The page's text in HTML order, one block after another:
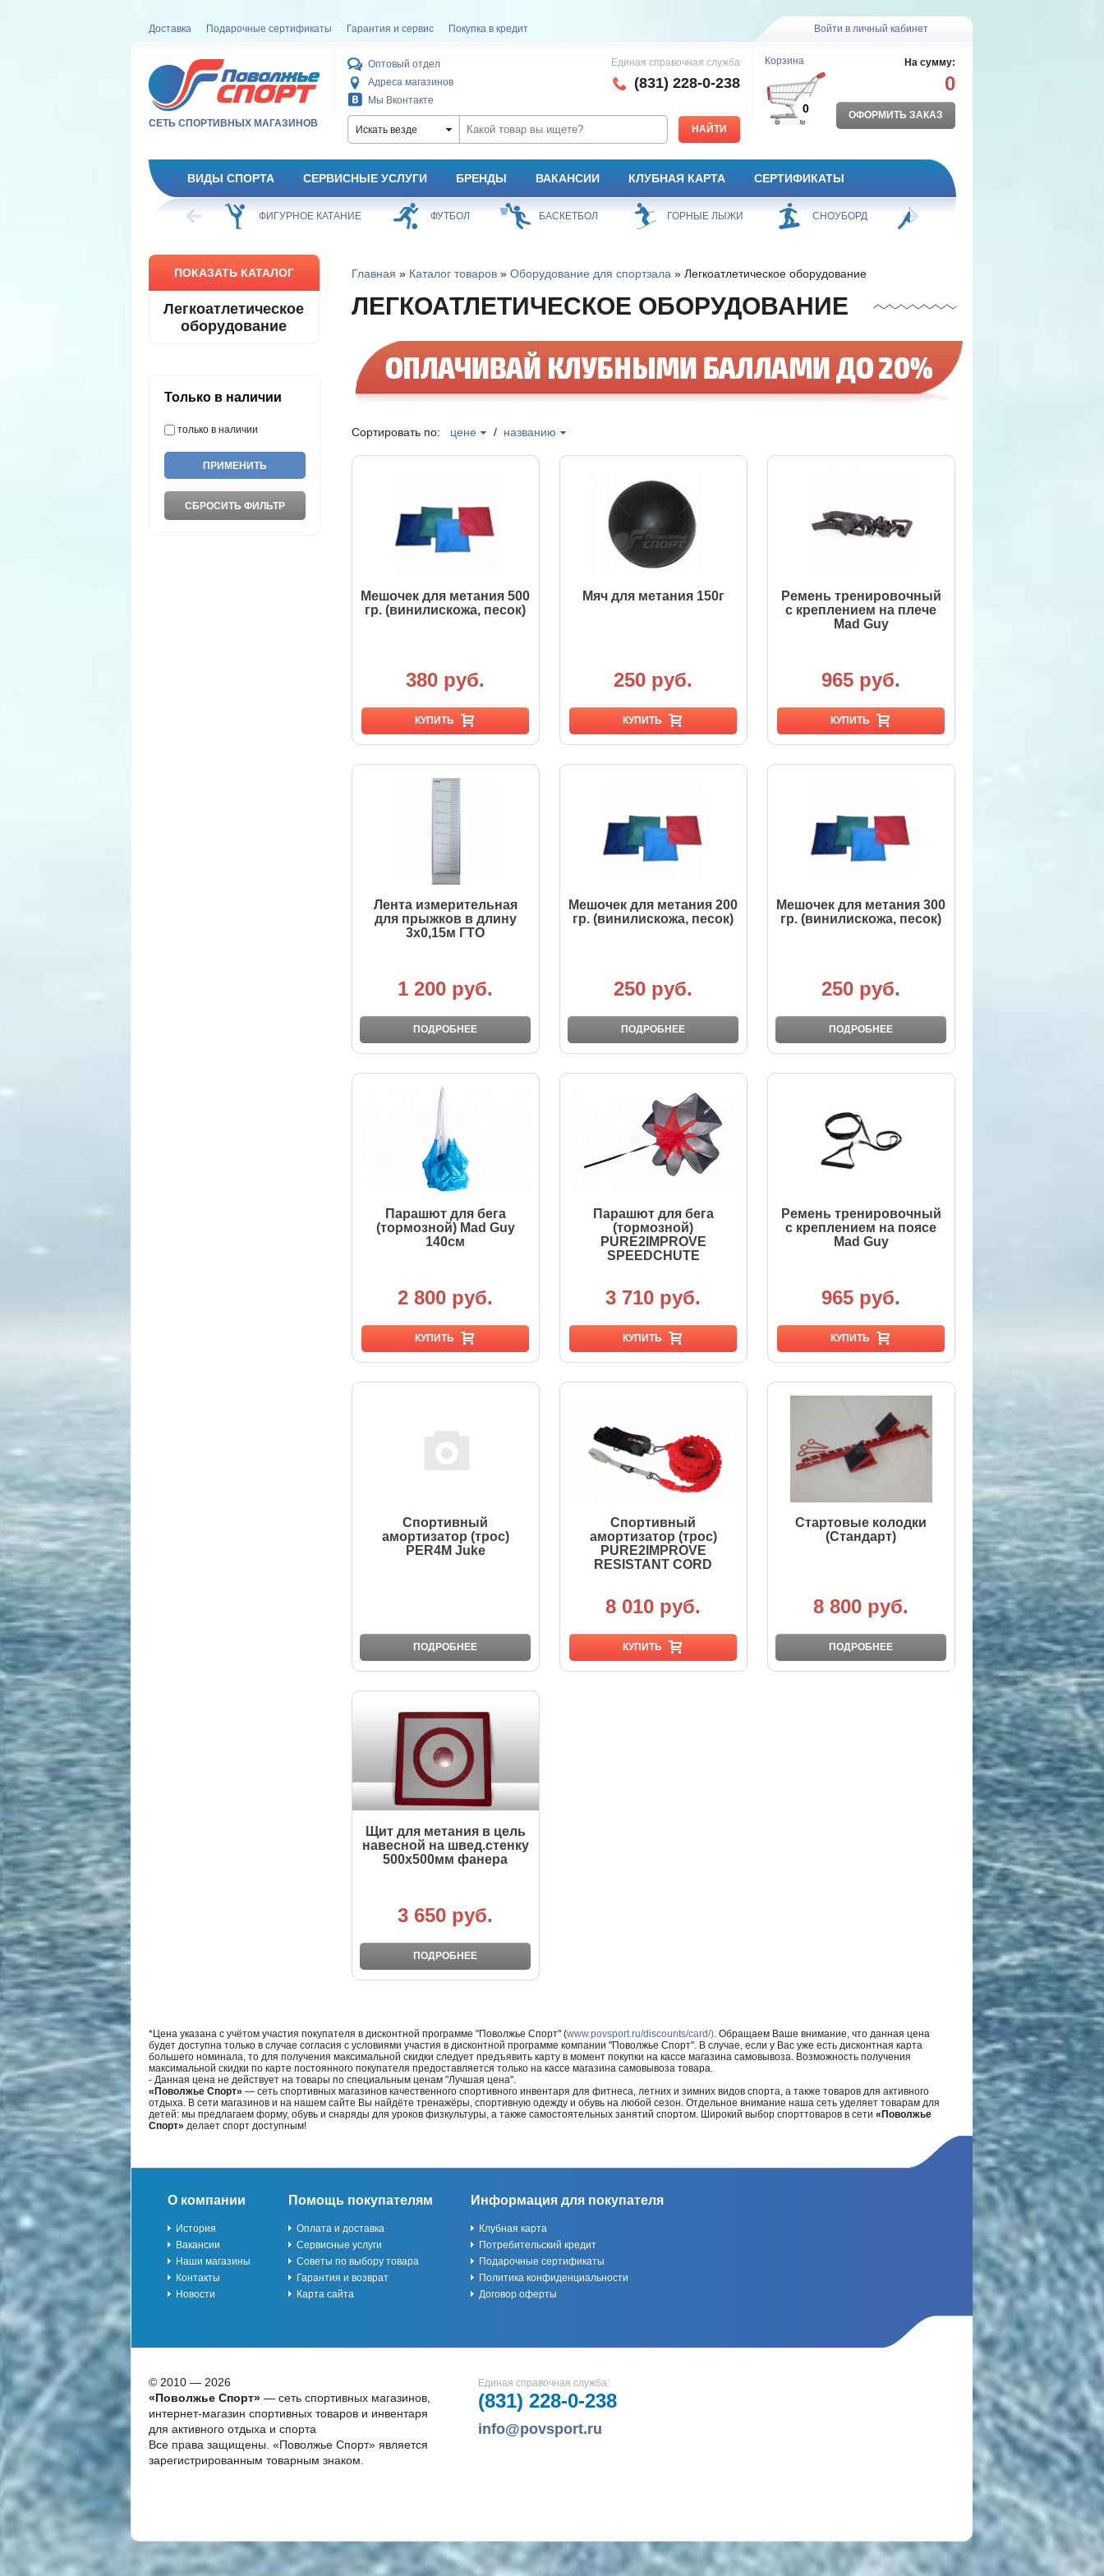
Доставка Подарочные сертификаты Гарантия и сервис Покупка в кредит Войти в личный кабинет
СЕТЬ СПОРТИВНЫХ МАГАЗИНОВ
Оптовый отдел
Адреса магазинов
Мы Вконтакте
Единая справочная служба
(831) 228-0-238
Искать везде
Корзина
0
На сумму:
0
ОФОРМИТЬ ЗАКАЗ
ВИДЫ СПОРТА СЕРВИСНЫЕ УСЛУГИ БРЕНДЫ ВАКАНСИИ КЛУБНАЯ КАРТА СЕРТИФИКАТЫ
ХОККЕЙ ФИГУРНОЕ КАТАНИЕ ФУТБОЛ БАСКЕТБОЛ ГОРНЫЕ ЛЫЖИ СНОУБОРД
ПОКАЗАТЬ КАТАЛОГ
Легкоатлетическое
оборудование
Только в наличии
только в наличии
Главная » Каталог товаров» Оборудование для спортзала » Легкоатлетическое оборудование
ЛЕГКОАТЛЕТИЧЕСКОЕ ОБОРУДОВАНИЕ
Сортировать по: цене / названию
Мешочек для метания 500
гр. (винилискожа, песок)
380 руб.
КУПИТЬ
Мяч для метания 150г
250 руб.
КУПИТЬ
Ремень тренировочный
с креплением на плече
Mad Guy
965 руб.
КУПИТЬ
Лента измерительная
для прыжков в длину
3х0,15м ГТО
1 200 руб.
ПОДРОБНЕЕ
Мешочек для метания 200
гр. (винилискожа, песок)
250 руб.
ПОДРОБНЕЕ
Мешочек для метания 300
гр. (винилискожа, песок)
250 руб.
ПОДРОБНЕЕ
Парашют для бега
(тормозной) Mad Guy
140см
2 800 руб.
КУПИТЬ
Парашют для бега
(тормозной)
PURE2IMPROVE
SPEEDCHUTE
3 710 руб.
КУПИТЬ
Ремень тренировочный
с креплением на поясе
Mad Guy
965 руб.
КУПИТЬ
Спортивный
амортизатор (трос)
PER4M Juke
ПОДРОБНЕЕ
Спортивный
амортизатор (трос)
PURE2IMPROVE
RESISTANT CORD
8 010 руб.
КУПИТЬ
Стартовые колодки
(Стандарт)
8 800 руб.
ПОДРОБНЕЕ
Щит для метания в цель
навесной на швед.стенку
500х500мм фанера
3 650 руб.
ПОДРОБНЕЕ
*Цена указана с учётом участия покупателя в дисконтной программе "Поволжье Спорт" (www.povsport.ru/discounts/card/). Обращаем Ваше внимание, что данная цена
будет доступна только в случае согласия с условиями участия в дисконтной программе компании "Поволжье Спорт". В случае, если у Вас уже есть дисконтная карта
большего номинала, то для получения максимальной скидки следует предъявить карту в момент покупки на кассе магазина самовывоза. Возможность получения
максимальной скидки по карте постоянного покупателя предоставляется только на кассе магазина самовывоза товара.
- Данная цена не действует на товары по специальным ценам "Лучшая цена".
«Поволжье Спорт» — сеть спортивных магазинов качественного спортивного инвентаря для фитнеса, летних и зимних видов спорта, а также товаров для активного
отдыха. В сети магазинов и на нашем сайте Вы найдёте тренажёры, спортивную одежду и обувь на любой сезон. Отдельное внимание наша сеть уделяет товарам для
детей: мы предлагаем форму, обувь и снаряды для уроков физкультуры, а также самостоятельных занятий спортом. Широкий выбор спорттоваров в сети «Поволжье
Спорт» делает спорт доступным!
О компании
История
Вакансии
Наши магазины
Контакты
Новости
Помощь покупателям
Оплата и доставка
Сервисные услуги
Советы по выбору товара
Гарантия и возврат
Карта сайта
Информация для покупателя
Клубная карта
Потребительский кредит
Подарочные сертификаты
Политика конфиденциальности
Договор оферты
© 2010 — 2026
«Поволжье Спорт»— сеть спортивных магазинов,
интернет-магазин спортивных товаров и инвентаря
для активного отдыха и спорта
Все права защищены. «Поволжье Спорт» является
зарегистрированным товарным знаком.
Единая справочная служба:
(831) 228-0-238
info@povsport.ru